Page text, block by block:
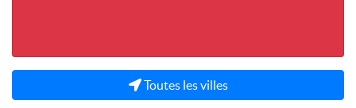
Toutes les villes